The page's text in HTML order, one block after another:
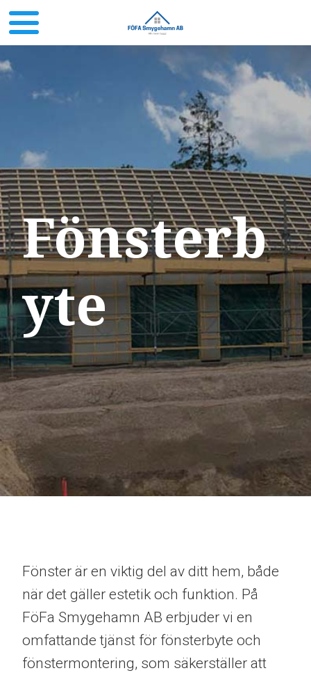
Fönsterb
yte​​​​​​​
Fönster är en viktig del av ditt hem, både
när det gäller estetik och funktion. På
FöFa Smygehamn AB erbjuder vi en
omfattande tjänst för fönsterbyte och
fönstermontering, som säkerställer att